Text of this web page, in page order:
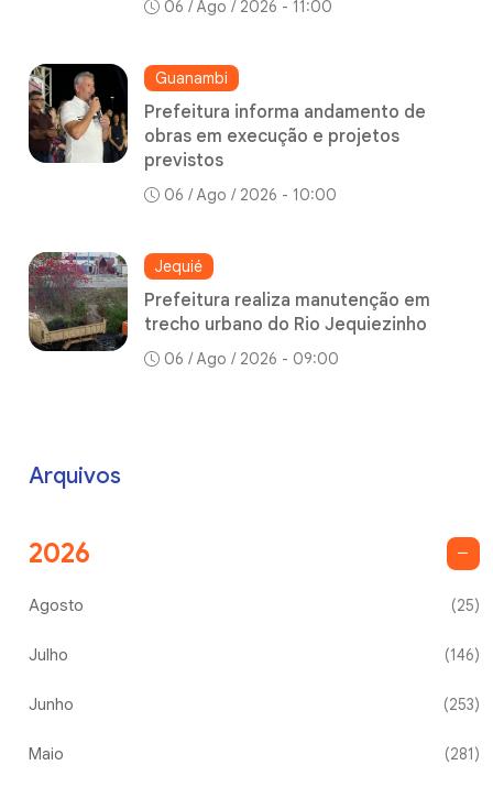
06 / Ago / 2026 - 11:00
Guanambi
Prefeitura informa andamento de
obras em execução e projetos
previstos
06 / Ago / 2026 - 10:00
Jequié
Prefeitura realiza manutenção em
trecho urbano do Rio Jequiezinho
06 / Ago / 2026 - 09:00
Arquivos
2026
Agosto (25)
Julho (146)
Junho (253)
Maio (281)